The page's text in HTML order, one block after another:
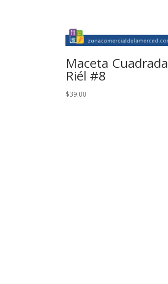
Maceta Cuadrada
Riél #8
$39.00